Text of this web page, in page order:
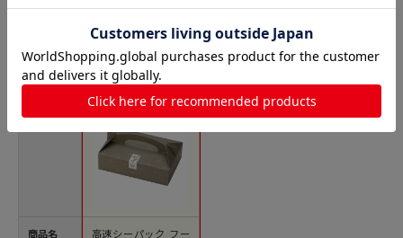
手提げ箱の人気商品との比較
商品名
高速シーパック フー